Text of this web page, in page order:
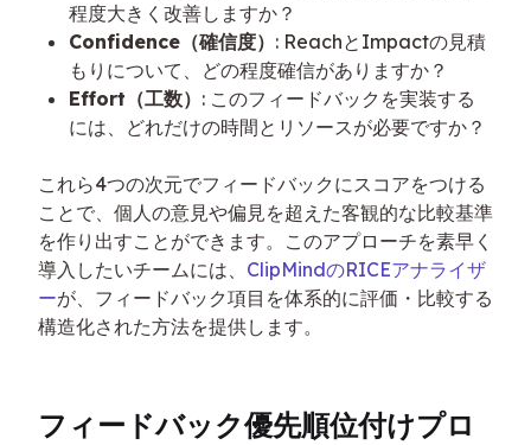
程度大きく改善しますか？
Confidence（確信度） : ReachとImpactの見積
もりについて、どの程度確信がありますか？
Effort（工数） : このフィードバックを実装する
には、どれだけの時間とリソースが必要ですか？
これら4つの次元でフィードバックにスコアをつける
ことで、個人の意見や偏見を超えた客観的な比較基準
を作り出すことができます。このアプローチを素早く
導入したいチームには、 ClipMindのRICEアナライザ
ーが、フィードバック項目を体系的に評価・比較する
構造化された方法を提供します。
フィードバック優先順位付けプロ